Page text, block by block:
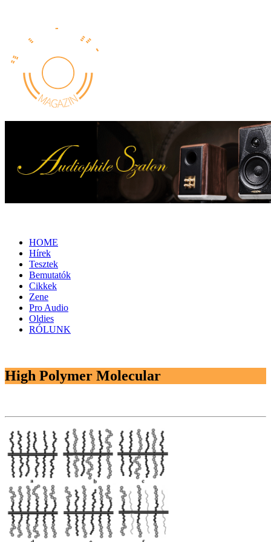
HOME
Hírek
Tesztek
Bemutatók
Cikkek
Zene
Pro Audio
Oldies
RÓLUNK
High Polymer Molecular